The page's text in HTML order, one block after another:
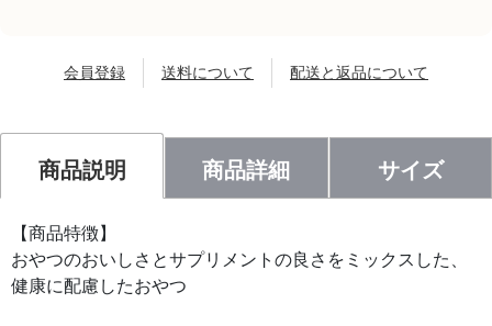
会員登録 送料について 配送と返品について
商品説明 商品詳細 サイズ
【商品特徴】
おやつのおいしさとサプリメントの良さをミックスした、
健康に配慮したおやつ